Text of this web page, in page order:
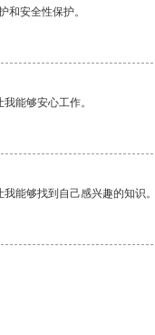
和安全性保护。
能够安心工作。
能够找到自己感兴趣的知识。